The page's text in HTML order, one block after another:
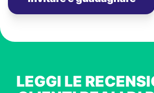
LEGGI LE